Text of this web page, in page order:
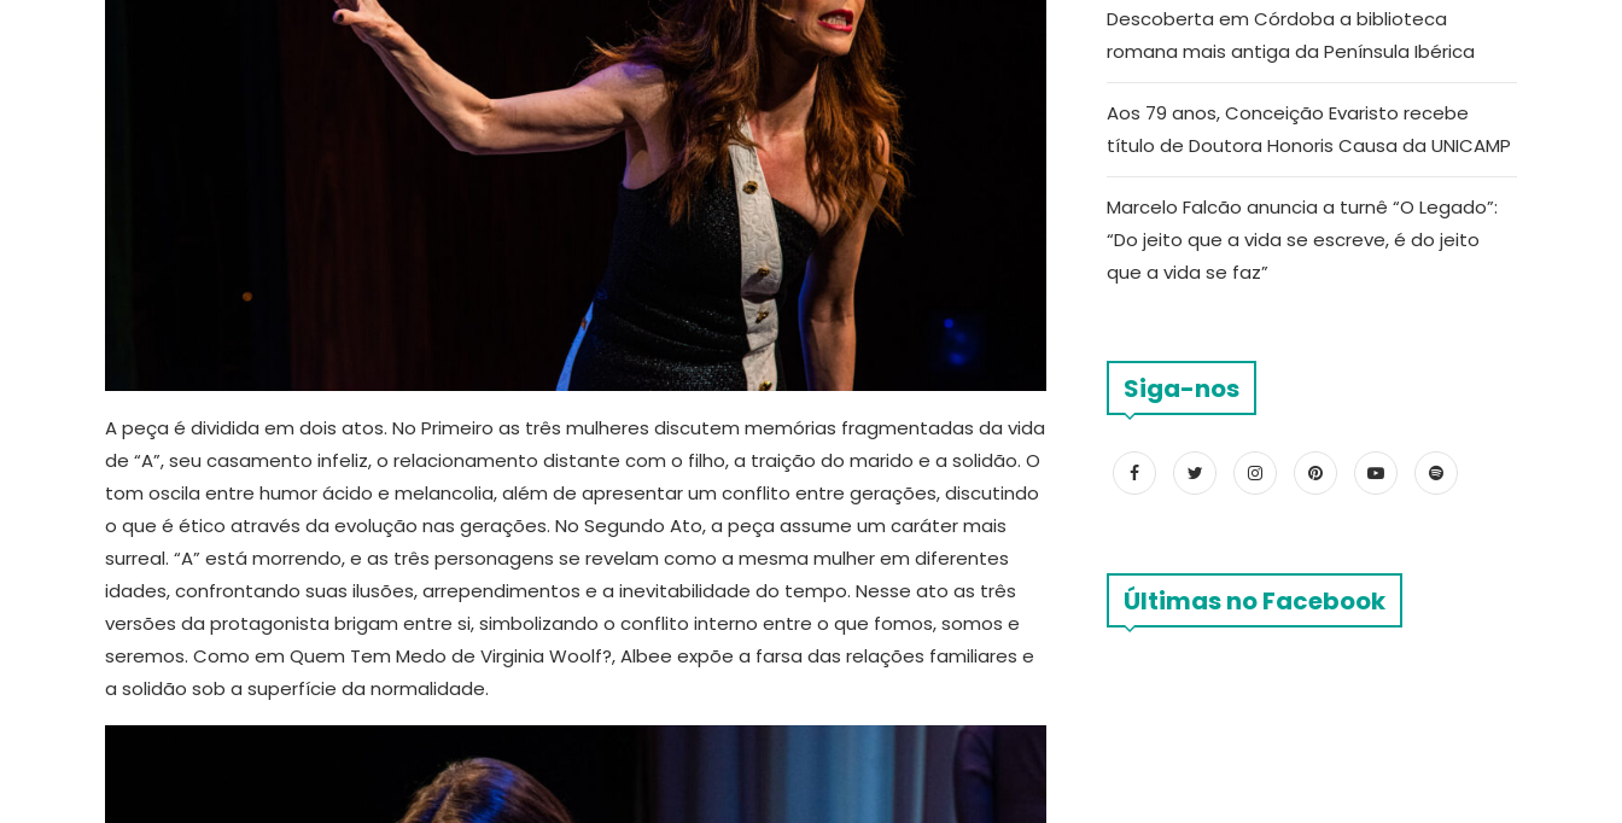
A peça é dividida em dois atos. No Primeiro as três mulheres discutem memórias fragmentadas da vida
de “A”, seu casamento infeliz, o relacionamento distante com o filho, a traição do marido e a solidão. O
tom oscila entre humor ácido e melancolia, além de apresentar um conflito entre gerações, discutindo
o que é ético através da evolução nas gerações. No Segundo Ato, a peça assume um caráter mais
surreal. “A” está morrendo, e as três personagens se revelam como a mesma mulher em diferentes
idades, confrontando suas ilusões, arrependimentos e a inevitabilidade do tempo. Nesse ato as três
versões da protagonista brigam entre si, simbolizando o conflito interno entre o que fomos, somos e
seremos. Como em Quem Tem Medo de Virginia Woolf?, Albee expõe a farsa das relações familiares e
a solidão sob a superfície da normalidade.
Descoberta em Córdoba a biblioteca
romana mais antiga da Península Ibérica
Aos 79 anos, Conceição Evaristo recebe
título de Doutora Honoris Causa da UNICAMP
Marcelo Falcão anuncia a turnê “O Legado”:
“Do jeito que a vida se escreve, é do jeito
que a vida se faz”
Siga-nos
Últimas no Facebook